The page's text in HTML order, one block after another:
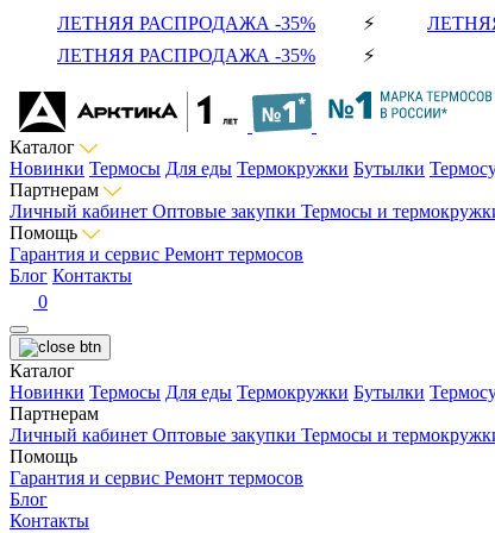
ЛЕТНЯЯ РАСПРОДАЖА -35% ⚡
ЛЕТНЯЯ РАСПРОДАЖА -35% ⚡
Каталог
Новинки Термосы Для еды Термокружки Бутылки
Партнерам
Личный кабинет Оптовые закупки Термосы и
Помощь
Гарантия и сервис Ремонт термосов
Блог Контакты
0
Каталог
Новинки Термосы Для еды Термокружки Бутылки
Партнерам
Личный кабинет Оптовые закупки Термосы и
Помощь
Гарантия и сервис Ремонт термосов
Блог
Контакты